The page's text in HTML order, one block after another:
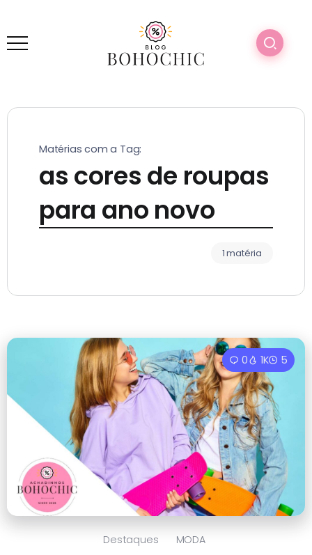
Matérias com a Tag:
as cores de roupas
para ano novo
1 matéria
0 1K 5
Destaques MODA